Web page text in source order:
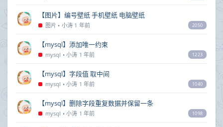
【图片】编号壁纸 手机壁纸 电脑壁纸
图片 • 小涛 1 年前 2050
【mysql】添加唯一约束
mysql •小涛 1 年前 1223
【mysql】字段值 取中间
mysql •小涛 1 年前 1040
【mysql】删除字段重复数据并保留一条
mysql •小涛 1 年前 1098